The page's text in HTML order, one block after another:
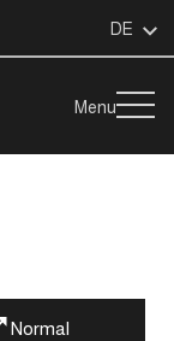
DE
Menu
Normal